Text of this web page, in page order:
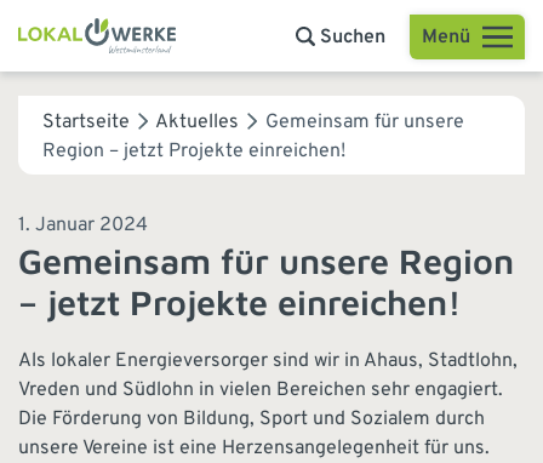
Suchen Menü
Startseite Aktuelles
Gemeinsam für unsere
Region – jetzt Projekte einreichen!
1. Januar 2024
Gemeinsam für unsere Region
– jetzt Projekte einreichen!
Als lokaler Energieversorger sind wir in Ahaus, Stadtlohn,
Vreden und Südlohn in vielen Bereichen sehr engagiert.
Die Förderung von Bildung, Sport und Sozialem durch
unsere Vereine ist eine Herzensangelegenheit für uns.